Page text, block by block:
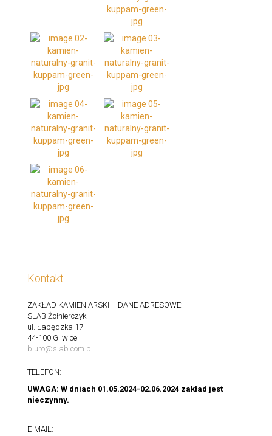
Kontakt
ZAKŁAD KAMIENIARSKI – DANE ADRESOWE:
SLAB Żołnierczyk
ul. Łabędzka 17
44-100 Gliwice
biuro@slab.com.pl
TELEFON:
UWAGA: W dniach 01.05.2024-02.06.2024 zakład jest
nieczynny.
E-MAIL: